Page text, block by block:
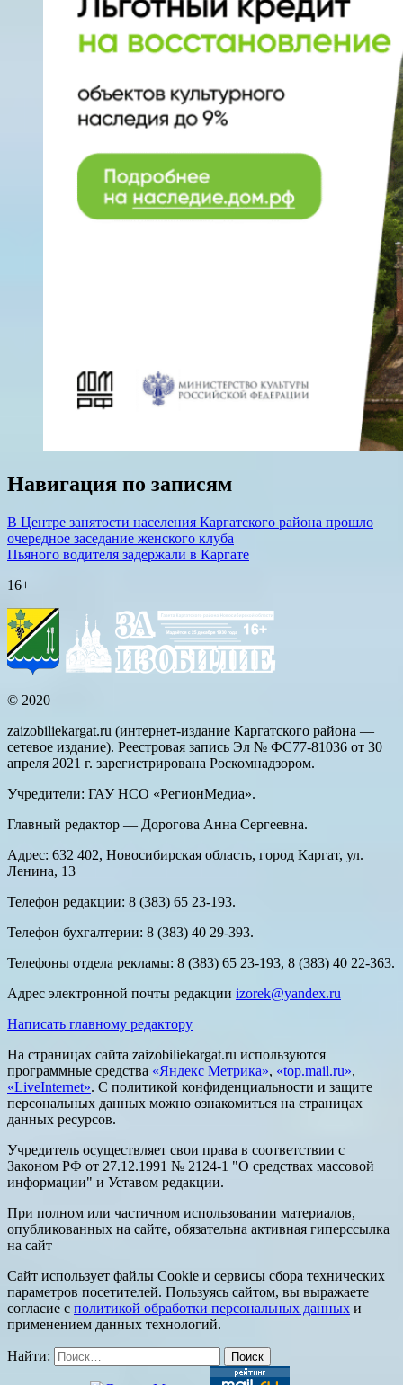
Навигация по записям
В Центре занятости населения Каргатского района прошло
очередное заседание женского клуба
Пьяного водителя задержали в Каргате
16+
© 2020
zaizobiliekargat.ru (интернет-издание Каргатского района —
сетевое издание). Реестровая запись Эл № ФС77-81036 от 30
апреля 2021 г. зарегистрирована Роскомнадзором.
Учредители: ГАУ НСО «РегионМедиа».
Главный редактор — Дорогова Анна Сергеевна.
Адрес: 632 402, Новосибирская область, город Каргат, ул.
Ленина, 13
Телефон редакции: 8 (383) 65 23-193.
Телефон бухгалтерии: 8 (383) 40 29-393.
Телефоны отдела рекламы: 8 (383) 65 23-193, 8 (383) 40 22-363.
Адрес электронной почты редакции izorek@yandex.ru
Написать главному редактору
На страницах сайта zaizobiliekargat.ru используются
программные средства «Яндекс Метрика», «top.mail.ru»,
«LiveInternet». С политикой конфиденциальности и защите
персональных данных можно ознакомиться на страницах
данных ресурсов.
Учредитель осуществляет свои права в соответствии с
Законом РФ от 27.12.1991 № 2124-1 "О средствах массовой
информации" и Уставом редакции.
При полном или частичном использовании материалов,
опубликованных на сайте, обязательна активная гиперссылка
на сайт
Сайт использует файлы Cookie и сервисы сбора технических
параметров посетителей. Пользуясь сайтом, вы выражаете
согласие с политикой обработки персональных данных и
применением данных технологий.
Найти: